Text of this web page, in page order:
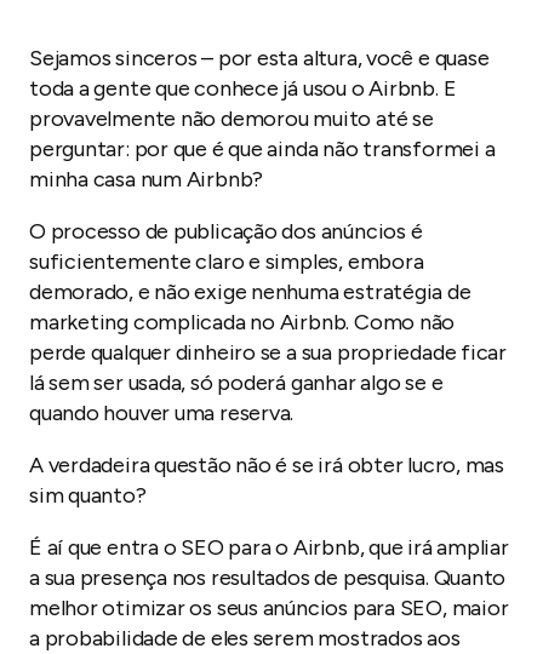
Em que estratégia de marketing do Airbnb posso
confiar?
O seu SEO para o Airbnb acabou de subir a fasquia
das classificações
Sejamos sinceros – por esta altura, você e quase
toda a gente que conhece já usou o Airbnb. E
provavelmente não demorou muito até se
perguntar: por que é que ainda não transformei a
minha casa num Airbnb?
O processo de publicação dos anúncios é
suficientemente claro e simples, embora
demorado, e não exige nenhuma estratégia de
marketing complicada no Airbnb. Como não
perde qualquer dinheiro se a sua propriedade ficar
lá sem ser usada, só poderá ganhar algo se e
quando houver uma reserva.
A verdadeira questão não é se irá obter lucro, mas
sim quanto?
É aí que entra o SEO para o Airbnb, que irá ampliar
a sua presença nos resultados de pesquisa. Quanto
melhor otimizar os seus anúncios para SEO, maior
a probabilidade de eles serem mostrados aos